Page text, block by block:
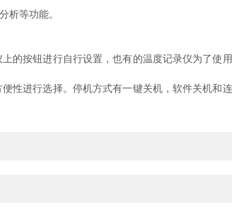
等功能。
按钮进行自行设置，也有的温度记录仪为了使
进行选择。停机方式有一键关机，软件关机和